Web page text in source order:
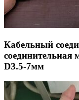
Кабельный
соединительная
D3.5-7мм